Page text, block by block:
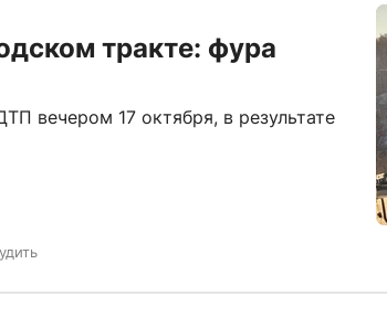
тракте: фура
вечером 17 октября, в результате